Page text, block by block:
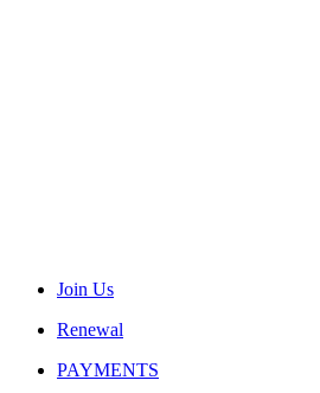
Join Us
Renewal
PAYMENTS